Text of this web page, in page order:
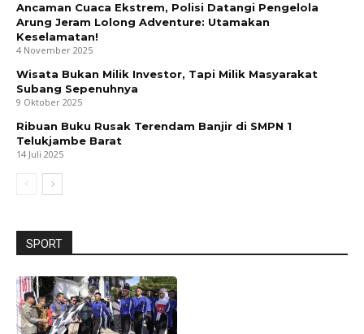
Ancaman Cuaca Ekstrem, Polisi Datangi Pengelola
Arung Jeram Lolong Adventure: Utamakan
Keselamatan!
4 November 2025
Wisata Bukan Milik Investor, Tapi Milik Masyarakat
Subang Sepenuhnya
9 Oktober 2025
Ribuan Buku Rusak Terendam Banjir di SMPN 1
Telukjambe Barat
14 Juli 2025
SPORT